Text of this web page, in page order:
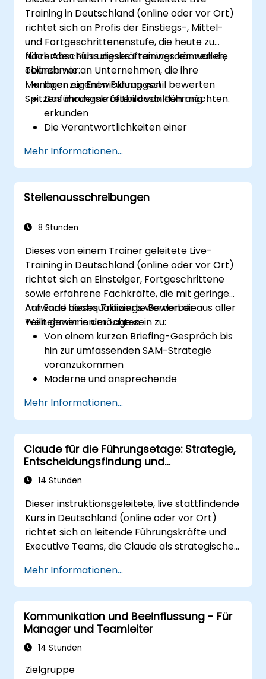
Training in Deutschland (online oder vor Ort)
richtet sich an Profis der Einstiegs-, Mittel-
und Fortgeschrittenenstufe, die heute zu
führenden Führungskräften werden wollen;
ebenso wie an Unternehmen, die ihre
Manager zur Entwicklung von
Spitzenführungskräften ausbilden möchten.
Nach Abschluss dieses Trainings können die
Teilnehmer:
Ihren eigenen Führungsstil bewerten
Das moderne Leitbild von Führung
erkunden
Die Verantwortlichkeiten einer
Ihre Führungsfähigkeiten verbessern
Als Vorbild dienen
Mehr Informationen...
Stellenausschreibungen
8 Stunden
Dieses von einem Trainer geleitete Live-
Training in Deutschland (online oder vor Ort)
richtet sich an Einsteiger, Fortgeschrittene
sowie erfahrene Fachkräfte, die mit geringem
Aufwand hochqualifizierte Bewerber aus aller
Welt gewinnen möchten.
Am Ende dieses Trainings werden die
Teilnehmer in der Lage sein zu:
Von einem kurzen Briefing-Gespräch bis
hin zur umfassenden SAM-Strategie
voranzukommen
Moderne und ansprechende
Strategien für Employer Branding sowie
das Employer Value Proposition
erfolgreich anzuwenden
Eine oder mehrere
Stellenausschreibungen veröffentlichen
zu können
Kandidaten erhalten
Mehr Informationen...
Claude für die Führungsetage: Strategie,
Entscheidungsfindung und
Wettbewerbsvorteil
14 Stunden
Dieser instruktionsgeleitete, live stattfindende
Kurs in Deutschland (online oder vor Ort)
richtet sich an leitende Führungskräfte und
Executive Teams, die Claude als strategischen
Entscheidungsfindung zu verbessern,
Planungsprozesse zu beschleunigen und
durch KI-unterstützte Führung einen
Wettbewerbsvorteil aufzubauen.
Mehr Informationen...
Kommunikation und Beeinflussung - Für
Manager und Teamleiter
14 Stunden
Zielgruppe